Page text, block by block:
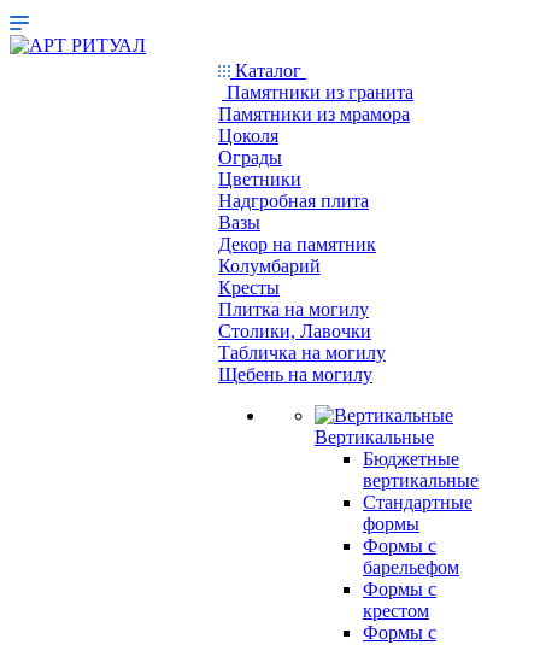
Каталог
Памятники из гранита
Памятники из мрамора
Цоколя
Ограды
Цветники
Надгробная плита
Вазы
Декор на памятник
Колумбарий
Кресты
Плитка на могилу
Столики, Лавочки
Табличка на могилу
Щебень на могилу
Вертикальные
Бюджетные
вертикальные
Стандартные
формы
Формы с
барельефом
Формы с
крестом
Формы с